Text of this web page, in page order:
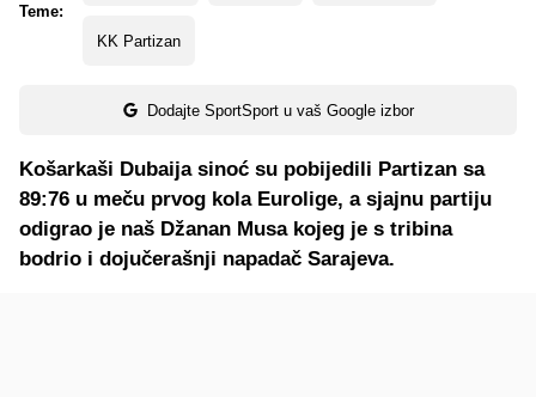
Teme:
KK Partizan
Dodajte SportSport u vaš Google izbor
Košarkaši Dubaija sinoć su pobijedili Partizan sa
89:76 u meču prvog kola Eurolige, a sjajnu partiju
odigrao je naš Džanan Musa kojeg je s tribina
bodrio i dojučerašnji napadač Sarajeva.